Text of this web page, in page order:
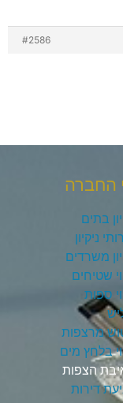
#2586
החברה
בתים
ניקיון
משרדים
שטיחים
ספות
מרצפות
בלחץ מים
הצפות
דירות